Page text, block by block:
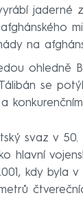
jaderné
na
ohledně
se
svaz v
hlavní
kdy byla